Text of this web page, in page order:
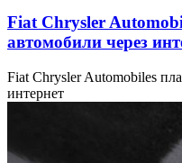
Fiat Chrysler
автомобили через
Fiat Chrysler Automobiles
интернет